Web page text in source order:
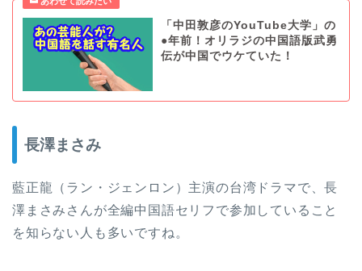
「中田敦彦のYouTube大学」の
●年前！オリラジの中国語版武勇
伝が中国でウケていた！
長澤まさみ
藍正龍（ラン・ジェンロン）主演の台湾ドラマで、長
澤まさみさんが全編中国語セリフで参加していること
を知らない人も多いですね。